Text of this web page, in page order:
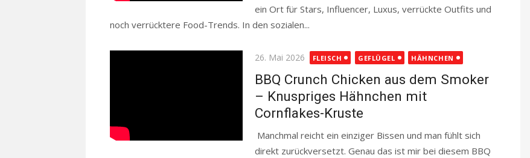
ein Ort für Stars, Influencer, Luxus, verrückte Outfits und
noch verrücktere Food-Trends. In den sozialen...
Posted
26. Mai 2026 FLEISCH GEFLÜGEL HÄHNCHEN
BBQ Crunch Chicken aus dem Smoker
– Knuspriges Hähnchen mit
Cornflakes-Kruste
Manchmal reicht ein einziger Bissen und man fühlt sich
direkt zurückversetzt. Genau das ist mir bei diesem BBQ